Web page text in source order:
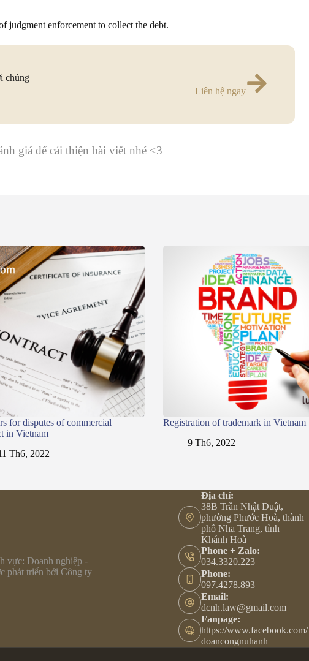
judgment enforcement to collect the debt.
chúng
Liên hệ ngay
giá để cải thiện bài viết nhé <3
for disputes of commercial
in Vietnam
Th6, 2022
Registration of trademark in Vietnam
9 Th6, 2022
vực: Doanh nghiệp -
phát triển bởi Công ty
Địa chỉ:
38B Trần Nhật Duật,
phường Phước Hoà, thành
phố Nha Trang, tỉnh
Khánh Hoà
Phone + Zalo:
034.3320.223
Phone:
097.4278.893
Email:
dcnh.law@gmail.com
Fanpage:
https://www.facebook.com/
doancongnuhanh